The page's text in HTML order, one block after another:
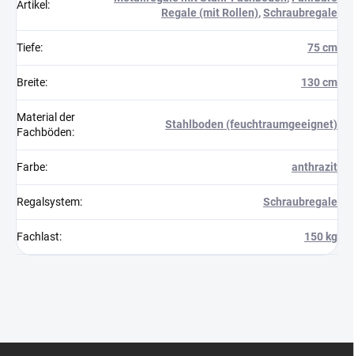
Artikel :
Regale (mit Rollen),Schraubregale
Tiefe: 75 cm
Breite: 130 cm
Material der
Fachböden:
Stahlboden (feuchtraumgeeignet)
Farbe: anthrazit
Regalsystem: Schraubregale
Fachlast: 150 kg